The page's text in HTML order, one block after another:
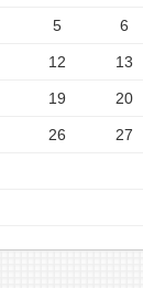
5 6
12 13
19 20
26 27